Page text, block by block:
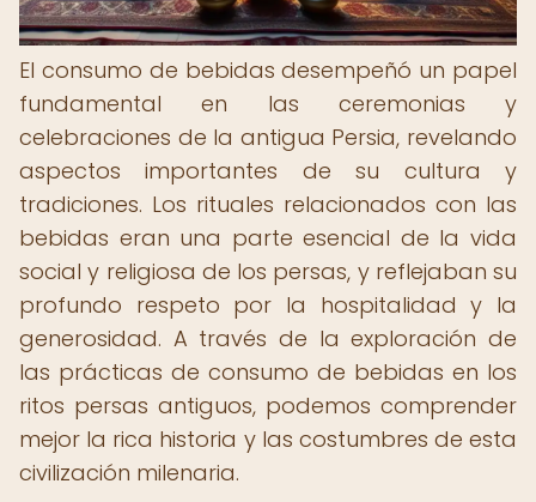
El consumo de bebidas desempeñó un papel
fundamental en las ceremonias y
celebraciones de la antigua Persia, revelando
aspectos importantes de su cultura y
tradiciones. Los rituales relacionados con las
bebidas eran una parte esencial de la vida
social y religiosa de los persas, y reflejaban su
profundo respeto por la hospitalidad y la
generosidad. A través de la exploración de
las prácticas de consumo de bebidas en los
ritos persas antiguos, podemos comprender
mejor la rica historia y las costumbres de esta
civilización milenaria.